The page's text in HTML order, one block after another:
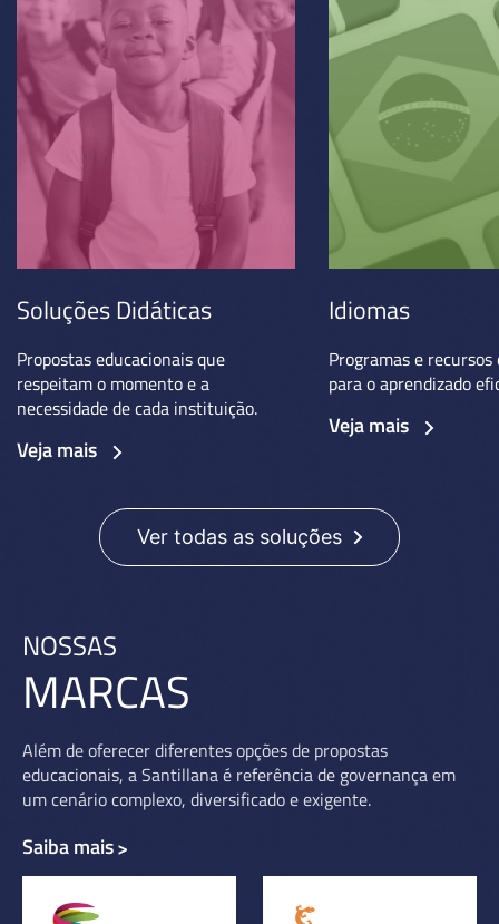
Soluções Didáticas
Propostas educacionais que
respeitam o momento e a
necessidade de cada instituição.
Veja mais
Idiomas
Programas e
para o aprendizado
Veja mais
Ver todas as soluções
NOSSAS
MARCAS
Além de oferecer diferentes opções de propostas
educacionais, a Santillana é referência de governança em
um cenário complexo, diversificado e exigente.
Saiba mais>